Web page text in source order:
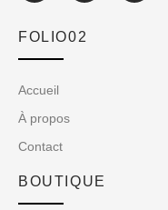
FOLIO02
Accueil
À propos
Contact
BOUTIQUE